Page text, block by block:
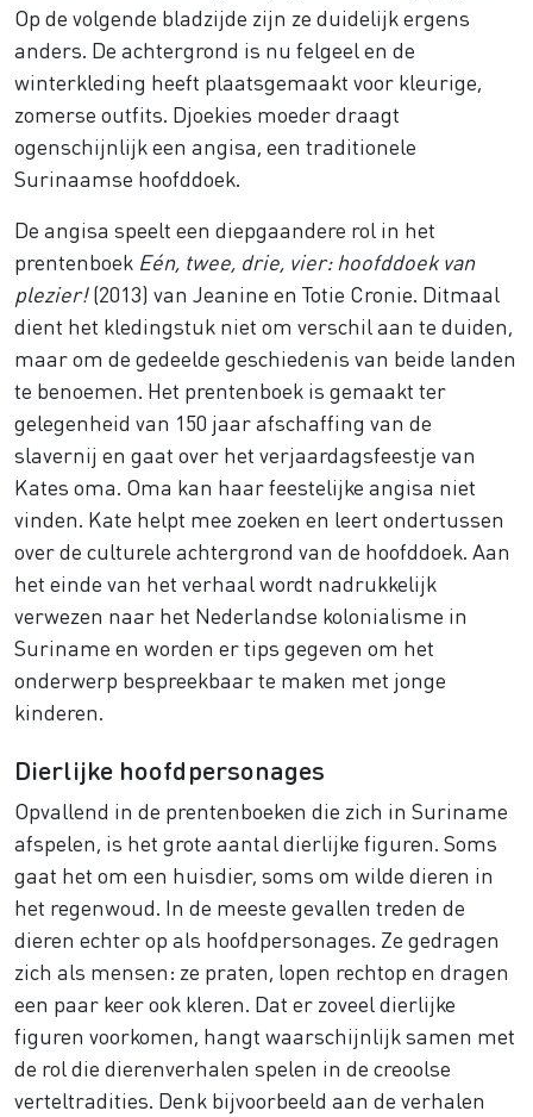
Op de volgende bladzijde zijn ze duidelijk ergens
anders. De achtergrond is nu felgeel en de
winterkleding heeft plaatsgemaakt voor kleurige,
zomerse outfits. Djoekies moeder draagt
ogenschijnlijk een angisa, een traditionele
Surinaamse hoofddoek.
De angisa speelt een diepgaandere rol in het
prentenboek Eén, twee, drie, vier: hoofddoek van
plezier!(2013) van Jeanine en Totie Cronie. Ditmaal
dient het kledingstuk niet om verschil aan te duiden,
maar om de gedeelde geschiedenis van beide landen
te benoemen. Het prentenboek is gemaakt ter
gelegenheid van 150 jaar afschaffing van de
slavernij en gaat over het verjaardagsfeestje van
Kates oma. Oma kan haar feestelijke angisa niet
vinden. Kate helpt mee zoeken en leert ondertussen
over de culturele achtergrond van de hoofddoek. Aan
het einde van het verhaal wordt nadrukkelijk
verwezen naar het Nederlandse kolonialisme in
Suriname en worden er tips gegeven om het
onderwerp bespreekbaar te maken met jonge
kinderen.
Dierlijke hoofdpersonages
Opvallend in de prentenboeken die zich in Suriname
afspelen, is het grote aantal dierlijke figuren. Soms
gaat het om een huisdier, soms om wilde dieren in
het regenwoud. In de meeste gevallen treden de
dieren echter op als hoofdpersonages. Ze gedragen
zich als mensen: ze praten, lopen rechtop en dragen
een paar keer ook kleren. Dat er zoveel dierlijke
figuren voorkomen, hangt waarschijnlijk samen met
de rol die dierenverhalen spelen in de creoolse
verteltradities. Denk bijvoorbeeld aan de verhalen